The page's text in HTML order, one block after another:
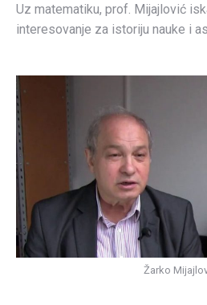
Uz matematiku, prof. Mijajlović
interesovanje za istoriju nauke i
Žarko